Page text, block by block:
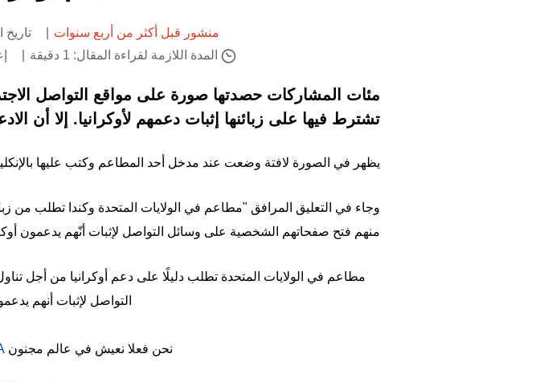
منشور قبل أكثر من أربع سنوات
تاريخ النشر 14
المدة اللازمة لقراءة المقال: 1 دقيقة
مئات المشاركات حصدتها صورة على مواقع التواصل
تشترط فيها على زبائنها إثبات دعمهم لأوكرانيا. إلا أن
يظهر في الصورة لافتة وضعت عند مدخل أحد المطاعم وكتب عليها
وجاء في التعليق المرافق "مطاعم في الولايات المتحدة وكندا تطلب من
منهم فتح صفحاتهم الشخصية على وسائل التواصل لإثبات أنّهم يدعمون
مطاعم في الولايات المتحدة تطلب دليلًا على دعم أوكرانيا من أجل
التواصل لإثبات أنهم
نحن فعلا نعيش في عالم مجنون